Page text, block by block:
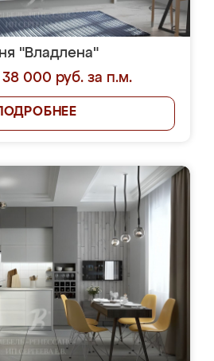
"Владлена"
38 000 руб. за п.м.